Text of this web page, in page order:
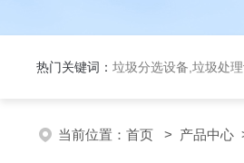
热门关键词： 垃圾分选设备,垃圾处
当前位置： 首页 > 产品中心